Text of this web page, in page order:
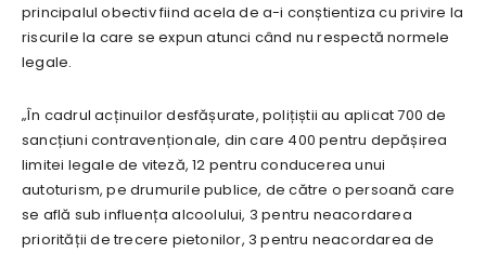
principalul obectiv fiind acela de a-i conștientiza cu privire la
riscurile la care se expun atunci când nu respectă normele
legale.
„În cadrul acținuilor desfășurate, polițiștii au aplicat 700 de
sancțiuni contravenționale, din care 400 pentru depășirea
limitei legale de viteză, 12 pentru conducerea unui
autoturism, pe drumurile publice, de către o persoană care
se află sub influența alcoolului, 3 pentru neacordarea
priorității de trecere pietonilor, 3 pentru neacordarea de